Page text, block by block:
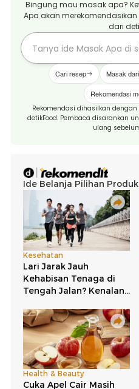
Bingung mau masak apa?
Apa akan
dari
Cari resep Masak
Rekomendasi
Rekomendasi dihasilkan
detikFood. Pembaca disarankan
ulang